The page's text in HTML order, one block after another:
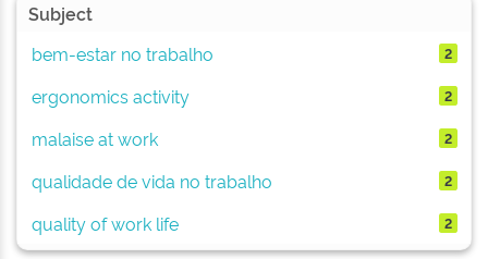
Subject
bem-estar no trabalho
2
ergonomics activity 2
malaise at work 2
qualidade de vida no trabalho 2
quality of work life 2